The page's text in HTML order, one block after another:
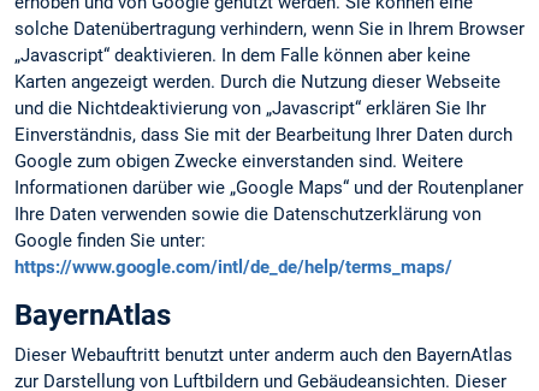
solche Datenübertragung verhindern, wenn Sie in Ihrem Browser
„Javascript“ deaktivieren. In dem Falle können aber keine
Karten angezeigt werden. Durch die Nutzung dieser Webseite
und die Nichtdeaktivierung von „Javascript“ erklären Sie Ihr
Einverständnis, dass Sie mit der Bearbeitung Ihrer Daten durch
Google zum obigen Zwecke einverstanden sind. Weitere
Informationen darüber wie „Google Maps“ und der Routenplaner
Ihre Daten verwenden sowie die Datenschutzerklärung von
Google finden Sie unter:
https://www.google.com/intl/de_de/help/terms_maps/
BayernAtlas
Dieser Webauftritt benutzt unter anderm auch den BayernAtlas
zur Darstellung von Luftbildern und Gebäudeansichten. Dieser